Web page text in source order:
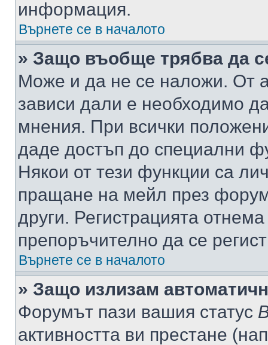
информация.
Върнете се в началото
» Защо въобще трябва да
Може и да не се наложи. От
зависи дали е необходимо
мнения. При всички
даде достъп до специални
Някои от тези функции са
пращане на мейл през
други. Регистрацията
препоръчително да се
Върнете се в началото
» Защо излизам
Форумът пази вашия статус
активността ви престане